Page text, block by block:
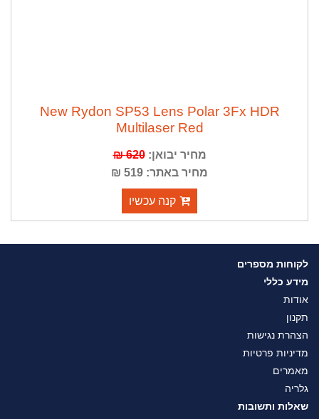
New Rydon SP53 Lens Polar 3Fx HDR
Multilaser Red
מחיר יבואן:620 ₪
מחיר באתר: 519 ₪
קנה עכשיו
לקוחות מספרים
מידע כללי
אודות
תקנון
הצהרת נגישות
מדיניות פרטיות
מאמרים
גלריה
שאלות ותשובות